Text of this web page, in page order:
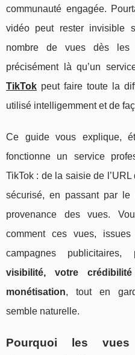
communauté engagée.
vidéo peut rester invisible
nombre de vues dès les
précisément là qu’un
TikTok peut faire toute la
utilisé intelligemment et de
Ce guide vous explique,
fonctionne un service
TikTok : de la saisie de
sécurisé, en passant par
provenance des vues.
comment ces vues,
campagnes publicitaires,
visibilité, votre
monétisation, tout en
semble naturelle.
Pourquoi les vues